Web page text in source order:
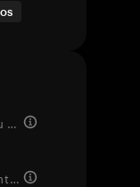
Classement du marché
Valorisation entièrement diluée